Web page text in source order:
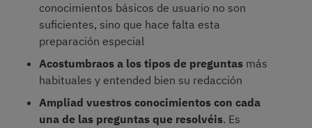
conocimientos básicos de usuario no son
suficientes, sino que hace falta esta
preparación especial
Acostumbraos a los tipos de preguntas más
habituales y entended bien su redacción
Ampliad vuestros conocimientos con cada
una de las preguntas que resolvéis. Es